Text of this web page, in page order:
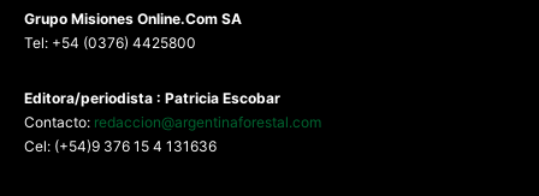
Grupo Misiones Online.Com SA
Tel: +54 (0376) 4425800
Editora/periodista : Patricia Escobar
Contacto: redaccion@argentinaforestal.com
Cel: (+54)9 376 15 4 131636